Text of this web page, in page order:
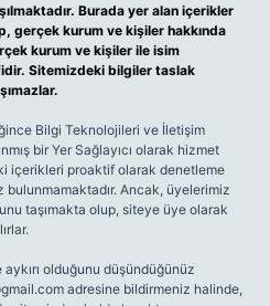
Burada yer alan içerikler
gerçek kurum ve kişiler hakkında
kurum ve kişiler ile isim
Sitemizdeki bilgiler taslak
Bilgi Teknolojileri ve İletişim
bir Yer Sağlayıcı olarak hizmet
içerikleri proaktif olarak denetleme
Ancak, üyelerimiz
taşımakta olup, siteye üye olarak
olduğunu düşündüğünüz
adresine bildirmeniz halinde,